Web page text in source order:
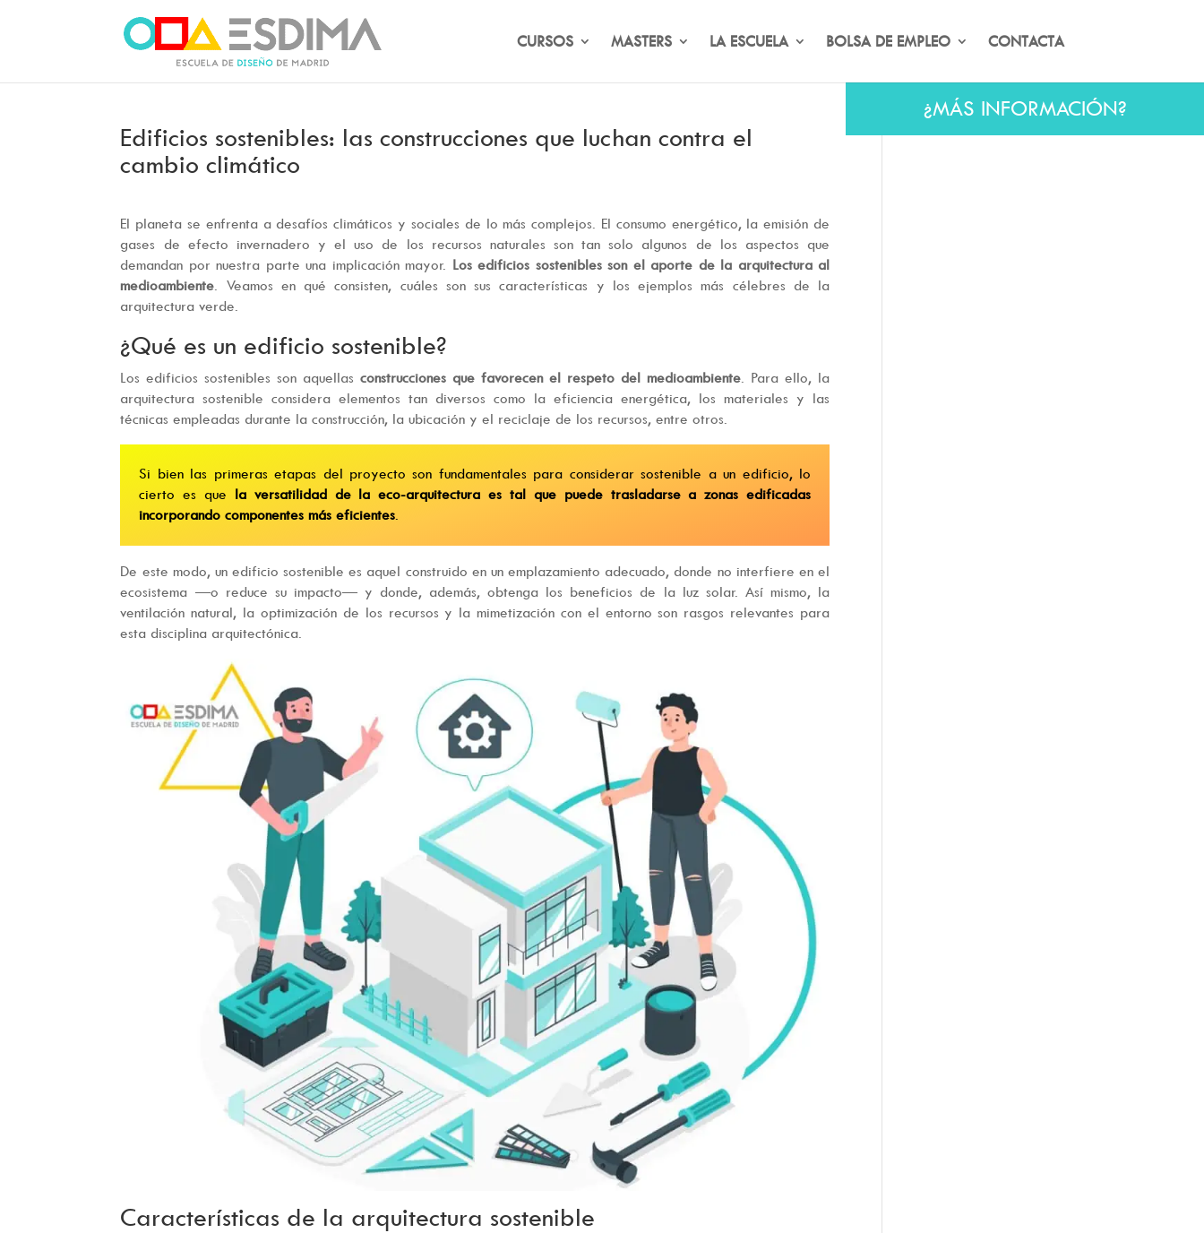
CURSOS MASTERS LA ESCUELA BOLSA DE EMPLEO CONTACTA
Edificios sostenibles: las construcciones que luchan contra el
cambio climático
El planeta se enfrenta a desafíos climáticos y sociales de lo más complejos. El consumo energético, la emisión de
gases de efecto invernadero y el uso de los recursos naturales son tan solo algunos de los aspectos que
demandan por nuestra parte una implicación mayor. Los edificios sostenibles son el aporte de la arquitectura al
medioambiente. Veamos en qué consisten, cuáles son sus características y los ejemplos más célebres de la
arquitectura verde.
¿Qué es un edificio sostenible?
Los edificios sostenibles son aquellas construcciones que favorecen el respeto del medioambiente . Para ello, la
arquitectura sostenible considera elementos tan diversos como la eficiencia energética, los materiales y las
técnicas empleadas durante la construcción, la ubicación y el reciclaje de los recursos, entre otros.
Si bien las primeras etapas del proyecto son fundamentales para considerar sostenible a un edificio, lo
cierto es que la versatilidad de la eco-arquitectura es tal que puede trasladarse a zonas edificadas
incorporando componentes más eficientes
De este modo, un edificio sostenible es aquel construido en un emplazamiento adecuado, donde no interfiere en el
ecosistema —o reduce su impacto— y donde, además, obtenga los beneficios de la luz solar. Así mismo, la
ventilación natural, la optimización de los recursos y la mimetización con el entorno son rasgos relevantes para
esta disciplina arquitectónica.
Características de la arquitectura sostenible
¿MÁS INFORMACIÓN?